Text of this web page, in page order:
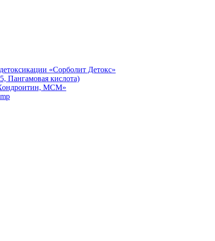
«Сорболит Детокс»
кислота)
МСМ»